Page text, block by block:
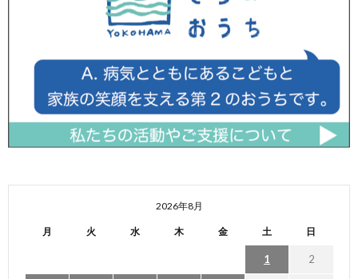
2026年8月
月 火 水 木 金 土 日
1 2